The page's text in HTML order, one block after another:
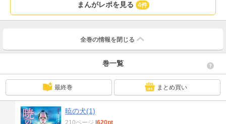
まんがレポを見る 4件
全巻の情報を 閉じる
巻一覧
最終巻 まとめ買い
暁の犬(1)